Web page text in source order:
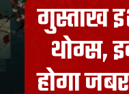
गुस्ताख
थोग्स,
होगा